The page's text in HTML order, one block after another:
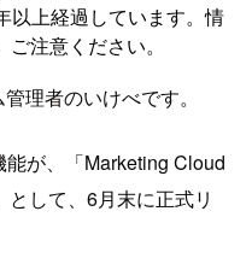
以上経過しています。情
注意ください。
理者のいけべです。
が、「Marketing Cloud
して、6月末に正式リ